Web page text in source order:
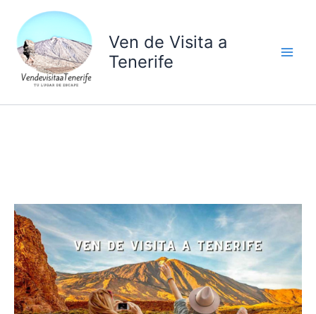
contenido
Ven de Visita a
Tenerife